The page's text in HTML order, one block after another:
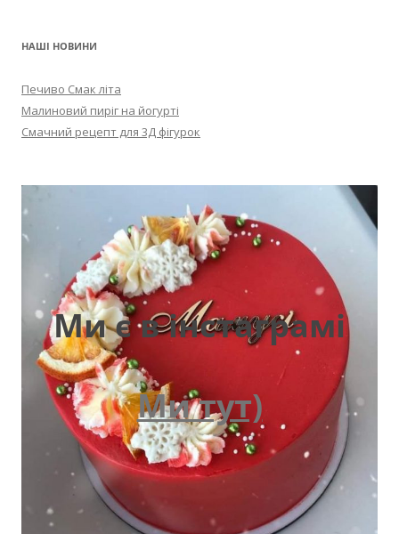
НАШІ НОВИНИ
Печиво Смак літа
Малиновий пиріг на йогурті
Смачний рецепт для 3Д фігурок
Ми є в інстаграмі
Ми тут)